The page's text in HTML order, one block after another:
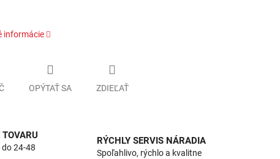
informácie
OPÝTAŤ SA ZDIEĽAŤ
do 24-48
RÝCHLY SERVIS NÁRADIA
Spoľahlivo, rýchlo a kvalitne